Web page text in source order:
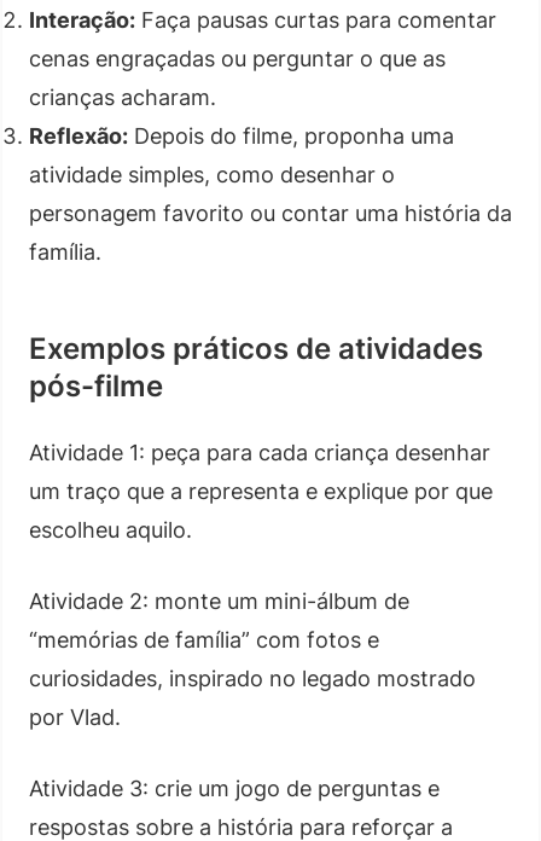
Interação: Faça pausas curtas para comentar
cenas engraçadas ou perguntar o que as
crianças acharam.
Reflexão: Depois do filme, proponha uma
atividade simples, como desenhar o
personagem favorito ou contar uma história da
família.
Exemplos práticos de atividades
pós-filme
Atividade 1: peça para cada criança desenhar
um traço que a representa e explique por que
escolheu aquilo.
Atividade 2: monte um mini-álbum de
“memórias de família” com fotos e
curiosidades, inspirado no legado mostrado
por Vlad.
Atividade 3: crie um jogo de perguntas e
respostas sobre a história para reforçar a